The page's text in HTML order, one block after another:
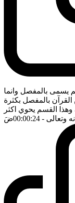
يسمى بالمفصل وانما
بالمفصل بكثرة
القسم يحوي اكثر
وتعالى - 00:00:24 ضَ